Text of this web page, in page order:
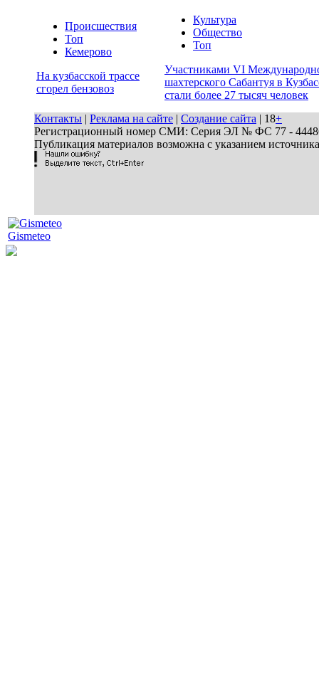
Происшествия
Топ
Кемерово
На кузбасской трассе
сгорел бензовоз
Культура
Общество
Топ
Участниками VI
шахтерского Сабантуя в
стали более 27 тысяч человек
Контакты | Реклама на сайте | Создание сайта | 18+
Регистрационный номер СМИ: Серия ЭЛ № ФС 77 - 44486
Публикация материалов возможна с указанием
Gismeteo